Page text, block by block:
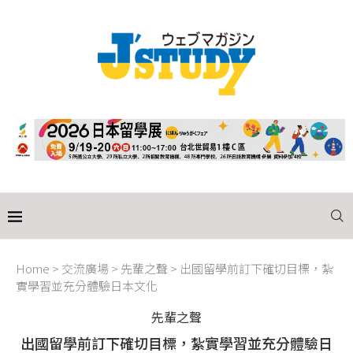
Home > 交流廣場 > 先輩之聲 > 出國留學前訂下確切目標，紮
實學習並充分體驗日本文化
先輩之聲
出國留學前訂下確切目標，紮實學習並充分體驗日